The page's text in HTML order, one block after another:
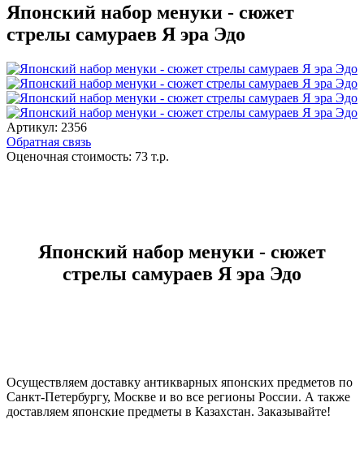
Японский набор менуки - сюжет
стрелы самураев Я эра Эдо
Артикул: 2356
Обратная связь
Оценочная стоимость: 73 т.р.
Японский набор менуки - сюжет
стрелы самураев Я эра Эдо
Осуществляем доставку антикварных японских предметов по
Санкт-Петербургу, Москве и во все регионы России. А также
доставляем японские предметы в Казахстан. Заказывайте!